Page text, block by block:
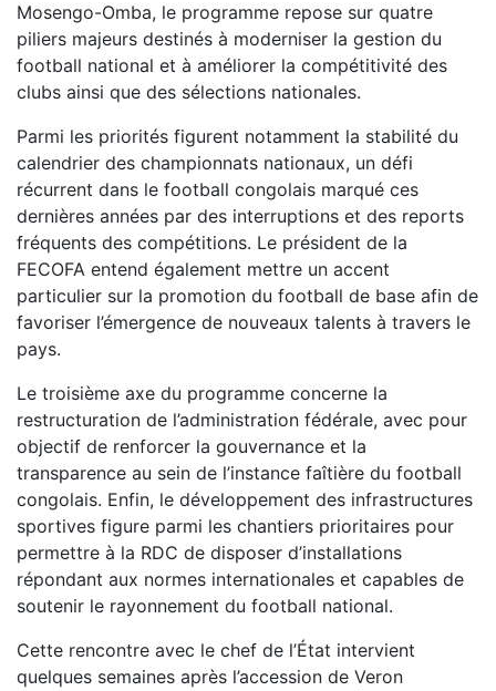
Mosengo-Omba, le programme repose sur quatre
piliers majeurs destinés à moderniser la gestion du
football national et à améliorer la compétitivité des
clubs ainsi que des sélections nationales.
Parmi les priorités figurent notamment la stabilité du
calendrier des championnats nationaux, un défi
récurrent dans le football congolais marqué ces
dernières années par des interruptions et des reports
fréquents des compétitions. Le président de la
FECOFA entend également mettre un accent
particulier sur la promotion du football de base afin de
favoriser l’émergence de nouveaux talents à travers le
pays.
Le troisième axe du programme concerne la
restructuration de l’administration fédérale, avec pour
objectif de renforcer la gouvernance et la
transparence au sein de l’instance faîtière du football
congolais. Enfin, le développement des infrastructures
sportives figure parmi les chantiers prioritaires pour
permettre à la RDC de disposer d’installations
répondant aux normes internationales et capables de
soutenir le rayonnement du football national.
Cette rencontre avec le chef de l’État intervient
quelques semaines après l’accession de Veron